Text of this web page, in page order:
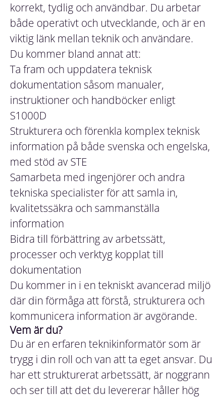
korrekt, tydlig och användbar. Du arbetar
både operativt och utvecklande, och är en
viktig länk mellan teknik och användare.
Du kommer bland annat att:
Ta fram och uppdatera teknisk
dokumentation såsom manualer,
instruktioner och handböcker enligt
S1000D
Strukturera och förenkla komplex teknisk
information på både svenska och engelska,
med stöd av STE
Samarbeta med ingenjörer och andra
tekniska specialister för att samla in,
kvalitetssäkra och sammanställa
information
Bidra till förbättring av arbetssätt,
processer och verktyg kopplat till
dokumentation
Du kommer in i en tekniskt avancerad miljö
där din förmåga att förstå, strukturera och
kommunicera information är avgörande.
Vem är du?
Du är en erfaren teknikinformatör som är
trygg i din roll och van att ta eget ansvar. Du
har ett strukturerat arbetssätt, är noggrann
och ser till att det du levererar håller hög